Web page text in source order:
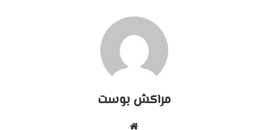
مراكش بوست